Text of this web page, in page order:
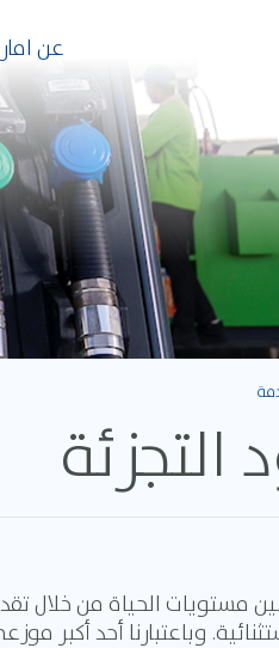
عن
التجزئة
مستويات الحياة من خلال
وباعتبارنا أحد أكبر